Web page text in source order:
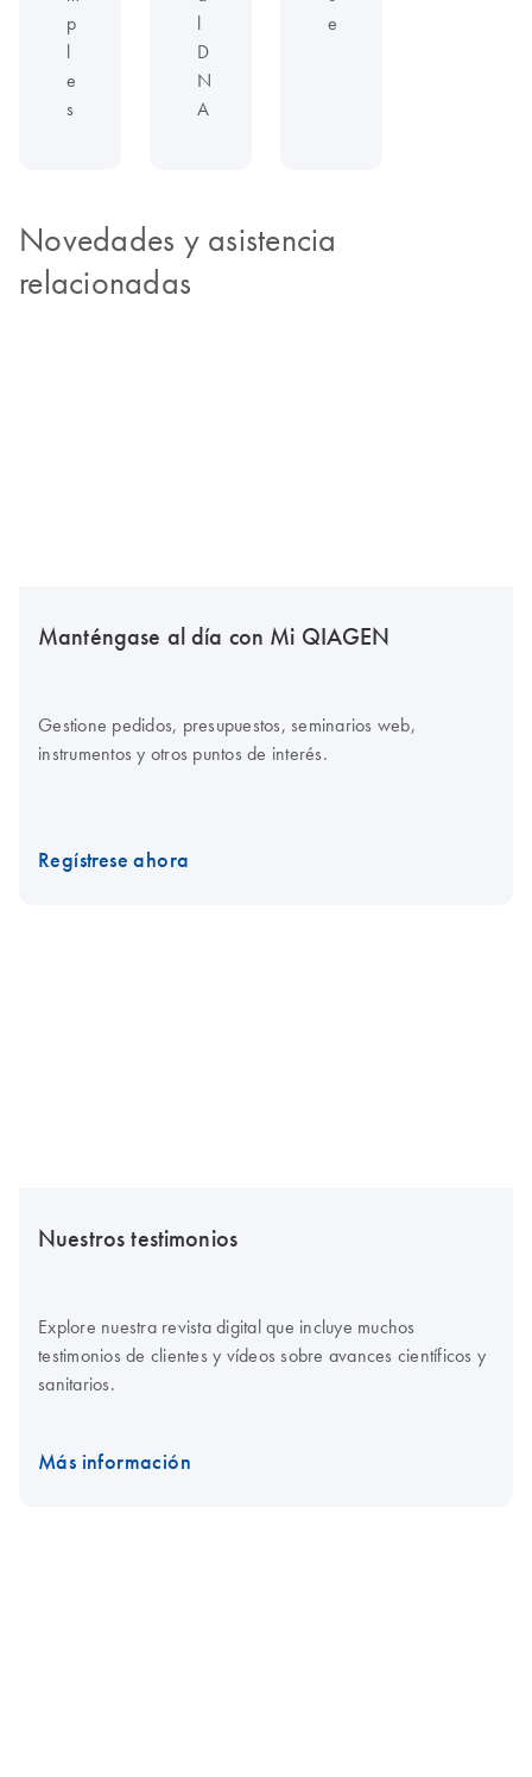
p
l
e
s
l
D
N
A
e
Novedades y asistencia
relacionadas
Manténgase al día con Mi QIAGEN
Gestione pedidos, presupuestos, seminarios web,
instrumentos y otros puntos de interés.
Regístrese ahora
Nuestros testimonios
Explore nuestra revista digital que incluye muchos
testimonios de clientes y vídeos sobre avances científicos y
sanitarios.
Más información